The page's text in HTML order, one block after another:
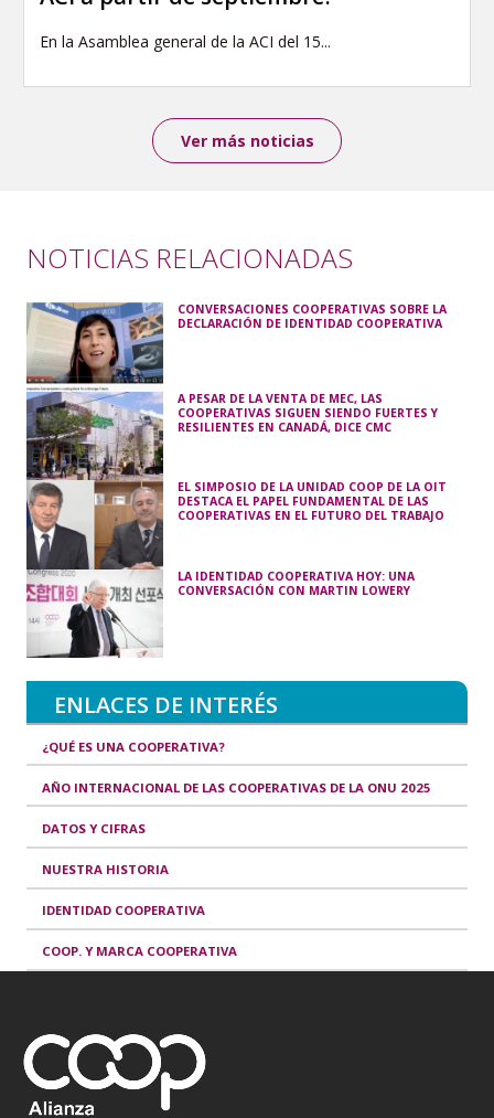
En la Asamblea general de la ACI del 15...
Ver más noticias
NOTICIAS RELACIONADAS
CONVERSACIONES COOPERATIVAS SOBRE LA
DECLARACIÓN DE IDENTIDAD COOPERATIVA
A PESAR DE LA VENTA DE MEC, LAS
COOPERATIVAS SIGUEN SIENDO FUERTES Y
RESILIENTES EN CANADÁ, DICE CMC
EL SIMPOSIO DE LA UNIDAD COOP DE LA OIT
DESTACA EL PAPEL FUNDAMENTAL DE LAS
COOPERATIVAS EN EL FUTURO DEL TRABAJO
LA IDENTIDAD COOPERATIVA HOY: UNA
CONVERSACIÓN CON MARTIN LOWERY
ENLACES DE INTERÉS
¿QUÉ ES UNA COOPERATIVA?
AÑO INTERNACIONAL DE LAS COOPERATIVAS DE LA ONU 2025
DATOS Y CIFRAS
NUESTRA HISTORIA
IDENTIDAD COOPERATIVA
COOP. Y MARCA COOPERATIVA